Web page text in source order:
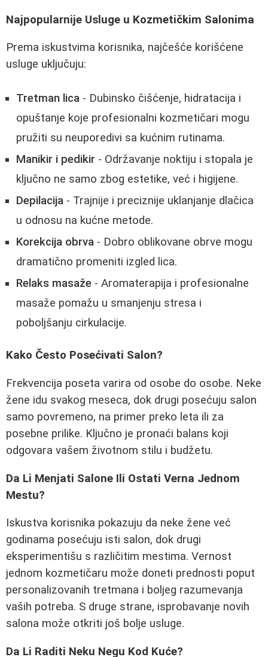
Najpopularnije Usluge u Kozmetičkim Salonima
Prema iskustvima korisnika, najčešće korišćene
usluge uključuju:
Tretman lica - Dubinsko čišćenje, hidratacija i
opuštanje koje profesionalni kozmetičari mogu
pružiti su neuporedivi sa kućnim rutinama.
Manikir i pedikir - Održavanje noktiju i stopala je
ključno ne samo zbog estetike, već i higijene.
Depilacija - Trajnije i preciznije uklanjanje dlačica
u odnosu na kućne metode.
Korekcija obrva - Dobro oblikovane obrve mogu
dramatično promeniti izgled lica.
Relaks masaže - Aromaterapija i profesionalne
masaže pomažu u smanjenju stresa i
poboljšanju cirkulacije.
Kako Često Posećivati Salon?
Frekvencija poseta varira od osobe do osobe. Neke
žene idu svakog meseca, dok drugi posećuju salon
samo povremeno, na primer preko leta ili za
posebne prilike. Ključno je pronaći balans koji
odgovara vašem životnom stilu i budžetu.
Da Li Menjati Salone Ili Ostati Verna Jednom
Mestu?
Iskustva korisnika pokazuju da neke žene već
godinama posećuju isti salon, dok drugi
eksperimentišu s različitim mestima. Vernost
jednom kozmetičaru može doneti prednosti poput
personalizovanih tretmana i boljeg razumevanja
vaših potreba. S druge strane, isprobavanje novih
salona može otkriti još bolje usluge.
Da Li Raditi Neku Negu Kod Kuće?